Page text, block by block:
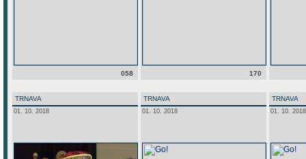
058 170
TRNAVA
01. 10. 2018
TRNAVA
01. 10. 2018
TRNAVA
01. 10. 2018